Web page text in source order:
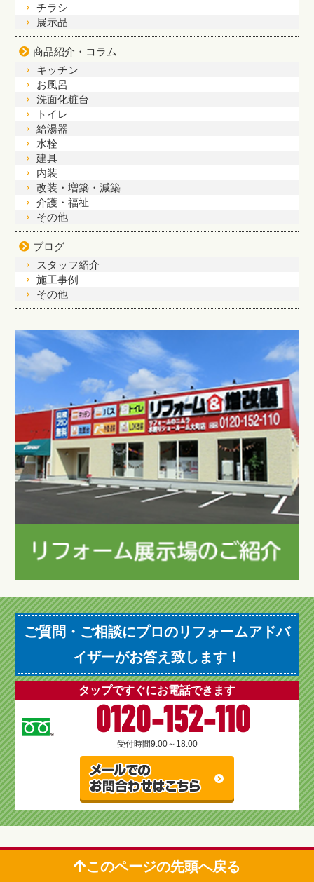
チラシ
展示品
商品紹介・コラム
キッチン
お風呂
洗面化粧台
トイレ
給湯器
水栓
建具
内装
改装・増築・減築
介護・福祉
その他
ブログ
スタッフ紹介
施工事例
その他
ご質問・ご相談にプロのリフォームアドバ
イザーがお答え致します！
タップですぐにお電話できます
0120-152-110
受付時間9:00～18:00
このページの先頭へ戻る